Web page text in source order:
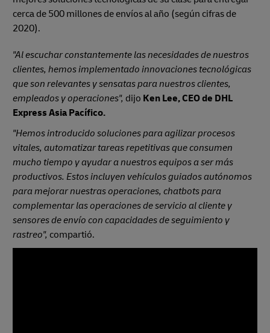
cerca de 500 millones de envíos al año (según cifras de
2020).
"Al escuchar constantemente las necesidades de nuestros
clientes, hemos implementado innovaciones tecnológicas
que son relevantes y sensatas para nuestros clientes,
empleados y operaciones", dijo Ken Lee, CEO de DHL
Express Asia Pacífico.
"Hemos introducido soluciones para agilizar procesos
vitales, automatizar tareas repetitivas que consumen
mucho tiempo y ayudar a nuestros equipos a ser más
productivos. Estos incluyen vehículos guiados autónomos
para mejorar nuestras operaciones, chatbots para
complementar las operaciones de servicio al cliente y
sensores de envío con capacidades de seguimiento y
rastreo", compartió.